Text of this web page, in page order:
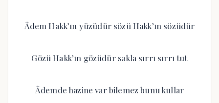
Âdem Hakk’ın yüzüdür sözü Hakk’ın sözüdür
Gözü Hakk’ın gözüdür sakla sırrı sırrı tut
Âdemde hazine var bilemez bunu kullar